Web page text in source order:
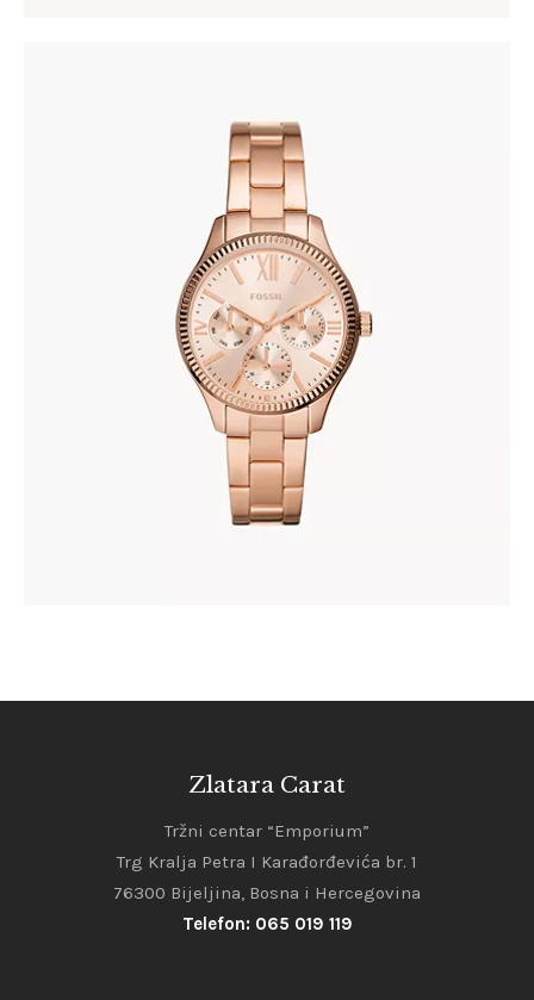
FOSSIL BQ3691
345.00 KM
Zlatara Carat
Tržni centar “Emporium”
Trg Kralja Petra I Karađorđevića br. 1
76300 Bijeljina, Bosna i Hercegovina
Telefon: 065 019 119